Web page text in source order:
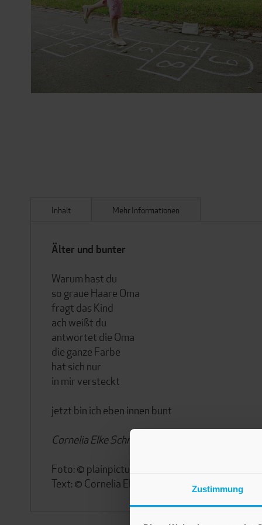
Zustimmung
Inhalt
Älter und bunter
Warum hast du
so graue Haare Oma
fragt das Kind
ach weißt du
antwortet die Oma
die ganze Farbe
hat sich nur
in mir versteckt
jetzt bin ich eben innen bunt
Cornelia Elke Schray
Foto: © plainpicture/fStop/Carl Smith
Text: © Cornelia Elke Schray
Mehr Informationen